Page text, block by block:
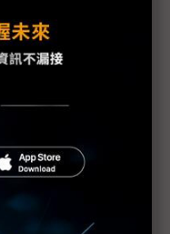
將造成供應鏈劇烈
仍有大量新